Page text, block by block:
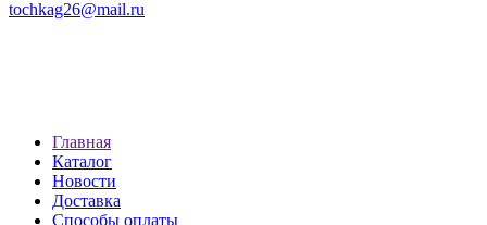
tochkag26@mail.ru
Главная
Каталог
Новости
Доставка
Способы оплаты